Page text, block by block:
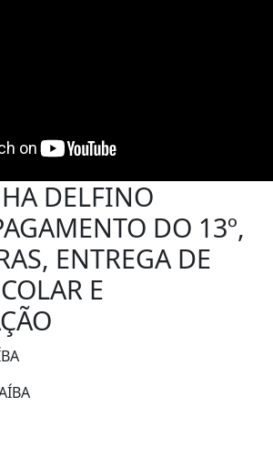
DELFINO
DO 13º,
ENTREGA DE
E